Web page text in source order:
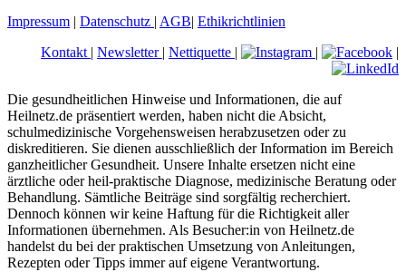
Impressum | Datenschutz | AGB| Ethikrichtlinien
Kontakt | Newsletter | Nettiquette | | |
Die gesundheitlichen Hinweise und Informationen, die auf
Heilnetz.de präsentiert werden, haben nicht die Absicht,
schulmedizinische Vorgehensweisen herabzusetzen oder zu
diskreditieren. Sie dienen ausschließlich der Information im Bereich
ganzheitlicher Gesundheit. Unsere Inhalte ersetzen nicht eine
ärztliche oder heil-praktische Diagnose, medizinische Beratung oder
Behandlung. Sämtliche Beiträge sind sorgfältig recherchiert.
Dennoch können wir keine Haftung für die Richtigkeit aller
Informationen übernehmen. Als Besucher:in von Heilnetz.de
handelst du bei der praktischen Umsetzung von Anleitungen,
Rezepten oder Tipps immer auf eigene Verantwortung.